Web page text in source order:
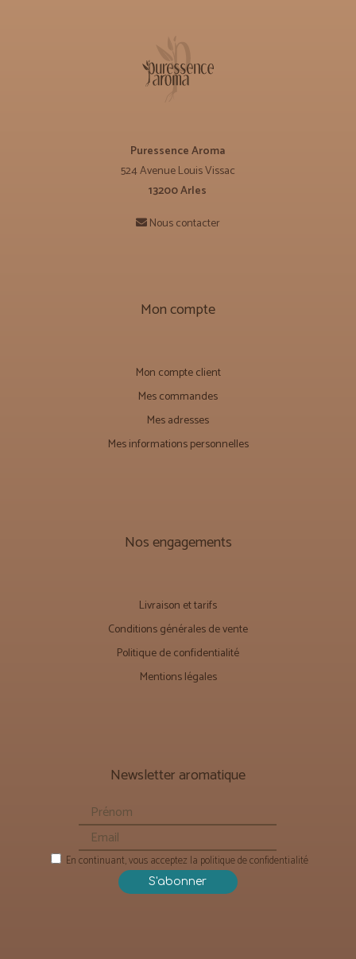
Puressence Aroma
524 Avenue Louis Vissac
13200 Arles
Nous contacter
Mon compte
Mon compte client
Mes commandes
Mes adresses
Mes informations personnelles
Nos engagements
Livraison et tarifs
Conditions générales de vente
Politique de confidentialité
Mentions légales
Newsletter aromatique
En continuant, vous acceptez la politique de confidentialité